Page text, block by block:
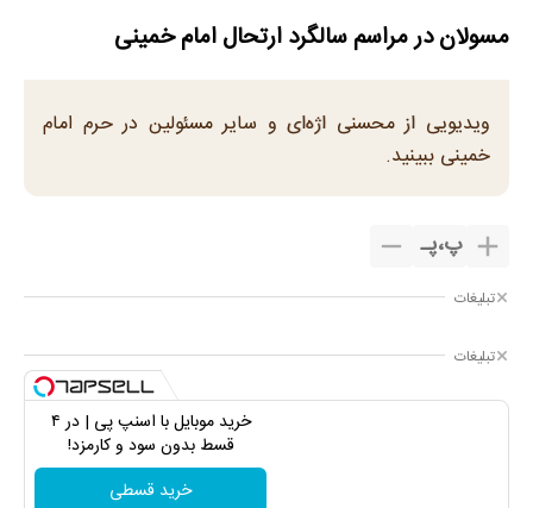
مسولان در مراسم سالگرد ارتحال امام خمینی
ویدیویی از محسنی اژه‌ای و سایر مسئولین در حرم امام
خمینی ببینید.
پ،پـ
تبلیغات
تبلیغات
خرید موبایل با اسنپ پی | در ۴
قسط بدون سود و کارمزد!
خرید قسطی